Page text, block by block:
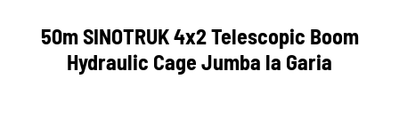
50m SINOTRUK 4x2 Telescopic Boom
Hydraulic Cage Jumba la Garia